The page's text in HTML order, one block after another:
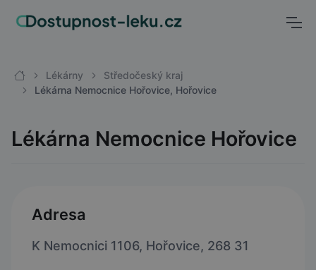
Lékárny
Středočeský kraj
Lékárna Nemocnice Hořovice, Hořovice
Lékárna Nemocnice Hořovice
Adresa
K Nemocnici 1106, Hořovice, 268 31